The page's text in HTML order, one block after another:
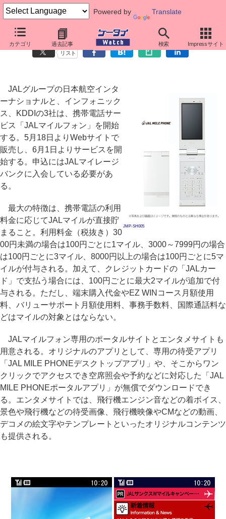
Powered by Translate
カテゴリ 過去記事 検索 Impressサイト
通話や通信でマイルが貯まる「JALマイルフォン」
リスト
JMP-SH005
JALグループの日本航空インタ
ーナショナルと、インフォニック
ス、KDDIの3社は、携帯電話サー
ビス「JALマイルフォン」を開始
する。5月18日よりWebサイトで
販売し、6月1日よりサービスを開
始する。申込にはJALマイレージ
バンクに入会している必要があ
る。
最大の特徴は、携帯電話の利用
料金に応じてJALマイルが直接貯
まること。利用料金（税抜き）30
00円未満の場合は100円ごとに1マイル、3000～7999円の場合
は100円ごとに3マイル、8000円以上の場合は100円ごとに5マ
イルが付与される。加えて、クレジットカードの「JALカー
ド」で支払う場合には、100円ごとに最大2マイルが追加で付
与される。ただし、端末購入代金やEZ WINコース月額使用
料、バリューサポート月額使用料、事務手数料、国際通話料な
どはマイルの対象とはならない。
JALマイルフォン専用のポータルサイトとエンタメサイトも
用意される。オリジナルのアプリとして、専用の待受アプリ
「JAL MILE PHONEデスクトップアプリ」や、そこからワン
クリックでアクセスでき空席照会や予約などに対応した「JAL
MILE PHONEポータルアプリ」が無償でダウンロードでき
る。エンタメサイトでは、飛行機エンジン音などの着ボイス、
景色や飛行機などの待受画像、飛行機映像やCMなどの動画、
デコメの絵文字やテンプレートといったオリジナルコンテンツ
も提供される。